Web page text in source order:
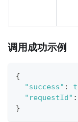
调用成功示例
{
"success" :
"requestId" :
}